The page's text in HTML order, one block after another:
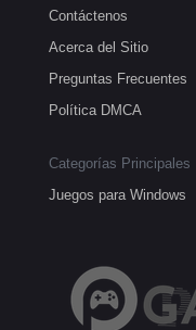
Contáctenos
Acerca del Sitio
Preguntas Frecuentes
Política DMCA
Categorías Principales
Juegos para Windows